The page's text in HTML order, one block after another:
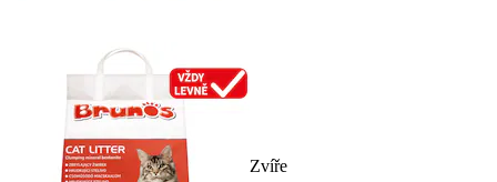
Zvíře